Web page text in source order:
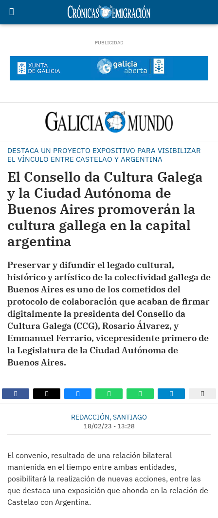
DESTACA UN PROYECTO EXPOSITIVO PARA VISIBILIZAR
EL VÍNCULO ENTRE CASTELAO Y ARGENTINA
El Consello da Cultura Galega
y la Ciudad Autónoma de
Buenos Aires promoverán la
cultura gallega en la capital
argentina
Preservar y difundir el legado cultural,
histórico y artístico de la colectividad gallega de
Buenos Aires es uno de los cometidos del
protocolo de colaboración que acaban de firmar
digitalmente la presidenta del Consello da
Cultura Galega (CCG), Rosario Álvarez, y
Emmanuel Ferrario, vicepresidente primero de
la Legislatura de la Ciudad Autónoma de
Buenos Aires.
REDACCIÓN, SANTIAGO
18/02/23 - 13:28
El convenio, resultado de una relación bilateral
mantenida en el tiempo entre ambas entidades,
posibilitará la realización de nuevas acciones, entre las
que destaca una exposición que ahonda en la relación de
Castelao con Argentina.